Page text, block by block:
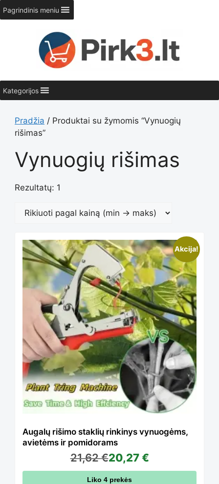
Pereiti
prie
turinio
Pagrindinis meniu
Kategorijos
Pradžia / Produktai su žymomis “Vynuogių
rišimas”
Vynuogių rišimas
Rezultatų: 1
Akcija!
Augalų rišimo staklių rinkinys vynuogėms,
avietėms ir pomidorams
21,62€20,27€
Liko 4 prekės
This
product
has
multiple
variants.
The
options